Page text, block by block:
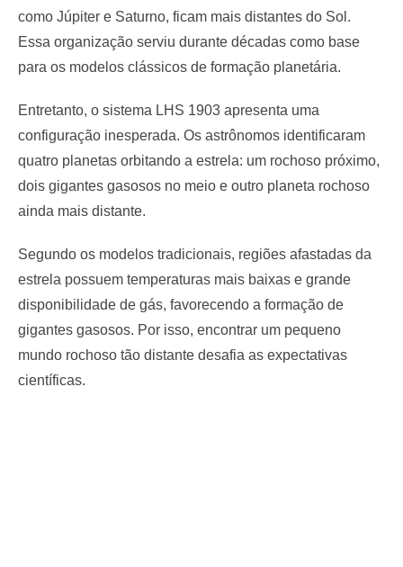
como Júpiter e Saturno, ficam mais distantes do Sol.
Essa organização serviu durante décadas como base
para os modelos clássicos de formação planetária.
Entretanto, o sistema LHS 1903 apresenta uma
configuração inesperada. Os astrônomos identificaram
quatro planetas orbitando a estrela: um rochoso próximo,
dois gigantes gasosos no meio e outro planeta rochoso
ainda mais distante.
Segundo os modelos tradicionais, regiões afastadas da
estrela possuem temperaturas mais baixas e grande
disponibilidade de gás, favorecendo a formação de
gigantes gasosos. Por isso, encontrar um pequeno
mundo rochoso tão distante desafia as expectativas
científicas.